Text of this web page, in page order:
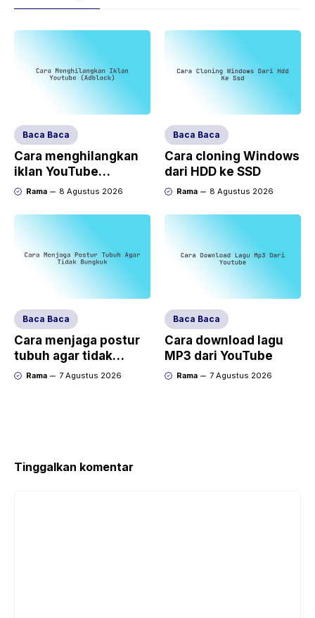
Baca Baca
Cara menghilangkan
iklan YouTube
(AdBlock)
Rama 8 Agustus 2026
Baca Baca
Cara cloning Windows
dari HDD ke SSD
Rama 8 Agustus 2026
Baca Baca
Cara menjaga postur
tubuh agar tidak
bungkuk
Rama 7 Agustus 2026
Baca Baca
Cara download lagu
MP3 dari YouTube
Rama 7 Agustus 2026
Tinggalkan komentar